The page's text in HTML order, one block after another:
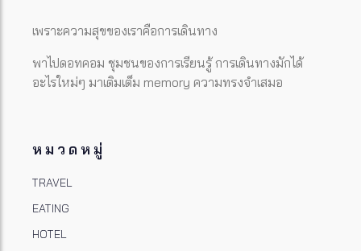
เพราะความสุขของเราคือการเดินทาง
พาไปดอทคอม ชุมชนของการเรียนรู้ การเดินทางมักได้
อะไรใหม่ๆ มาเติมเต็ม memory ความทรงจำเสมอ
หมวดหมู่
TRAVEL
EATING
HOTEL